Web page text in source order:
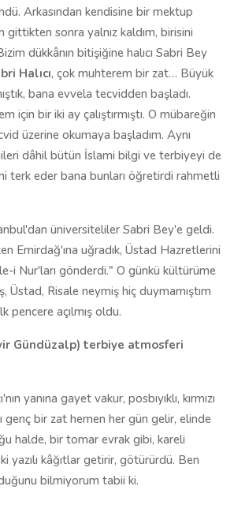
Arkasından kendisine bir mektup
gittikten sonra yalnız kaldım, birisini
dükkânın bitişiğine halıcı Sabri Bey
Halıcı, çok muhterem bir zat… Büyük
bana evvela tecvidden başladı.
için bir iki ay çalıştırmıştı. O mübareğin
üzerine okumaya başladım. Aynı
dâhil bütün İslami bilgi ve terbiyeyi de
terk eder bana bunları öğretirdi rahmetli
üniversiteliler Sabri Bey'e geldi.
Emirdağ'ına uğradık, Üstad Hazretlerini
i Nur'ları gönderdi." O günkü kültürüme
Üstad, Risale neymiş hiç duymamıştım
pencere açılmış oldu.
Gündüzalp) terbiye atmosferi
yanına gayet vakur, posbıyıklı, kırmızı
genç bir zat hemen her gün gelir, elinde
halde, bir tomar evrak gibi, kareli
yazılı kâğıtlar getirir, götürürdü. Ben
bilmiyorum tabii ki.